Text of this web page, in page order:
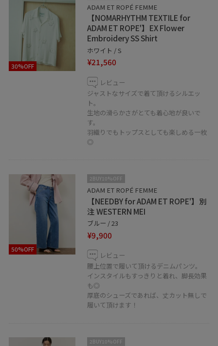
モードに変更した、特別な別注モデルです^ ^
是非、店頭にてお試しください♩
▽ーーーーーーーーーーーーーーーーーー▽
お気に入りのショップ・スタッフ・スタイリングの♡を
タップして保存して頂けます。
【お気に入り】からすぐにご覧頂けとても便利です◎
店舗通販も承っております。
在庫のお問い合わせ等もお気軽にお問い合わせください
LINEで福岡パルコスタッフに相談は【友だち追加】をタ
ップ☺︎
30%OFF
ADAM ET ROPÉ FEMME
【NOMARHYTHM TEXTILE for
ADAM ET ROPE'】EX Flower
Embroidery SS Shirt
ホワイト / S
¥21,560
レビュー
ジャストなサイズで着て頂けるシルエッ
ト。
生地の滑らかさがとても着心地が良いで
す。
羽織りでもトップスとしても楽しめる一枚
◎
50%OFF
2BUY10%OFF
ADAM ET ROPÉ FEMME
【NEEDBY for ADAM ET ROPE'】別
注 WESTERN MEI
ブルー / 23
¥9,900
レビュー
腰上位置で履いて頂けるデニムパンツ。
インスタイルもすっきりと着れ、脚長効果
も◎
厚底のシューズであれば、丈カット無しで
履いて頂けます！
2BUY10%OFF